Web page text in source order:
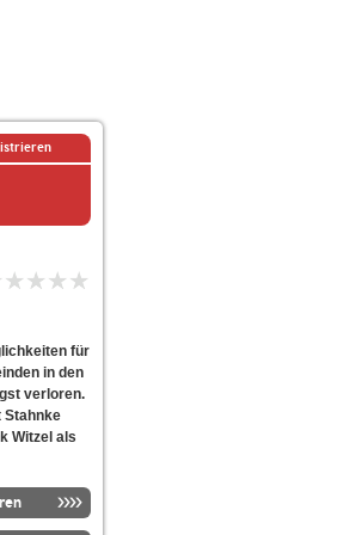
für
in den
verloren.
Stahnke
Witzel als